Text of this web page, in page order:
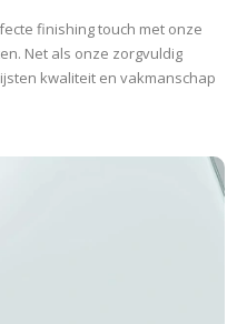
finishing touch met onze
Net als onze zorgvuldig
kwaliteit en vakmanschap